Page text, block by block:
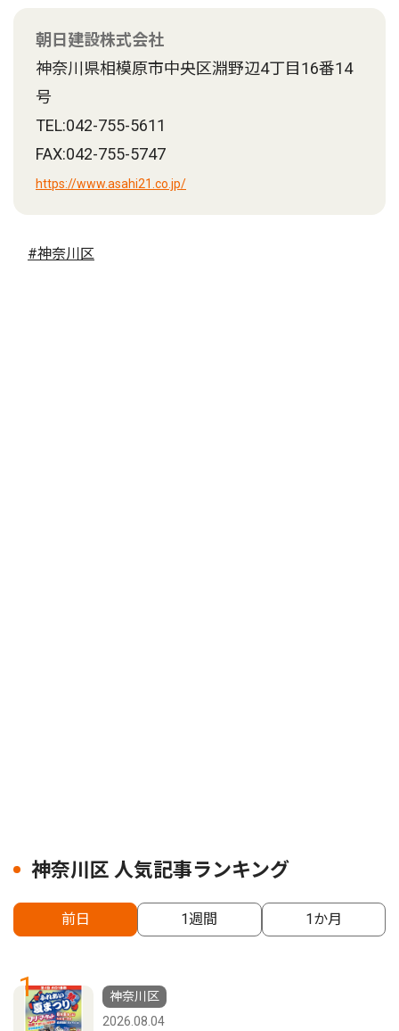
朝日建設株式会社
神奈川県相模原市中央区淵野辺4丁目16番14
号
TEL:042-755-5611
FAX:042-755-5747
https://www.asahi21.co.jp/
#神奈川区
神奈川区 人気記事ランキング
前日 1週間 1か月
1
神奈川区
2026.08.04